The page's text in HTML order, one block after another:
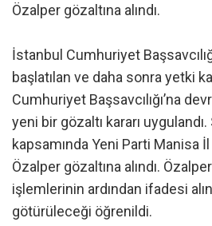
Özalper gözaltına alındı.
İstanbul Cumhuriyet
başlatılan ve daha sonra yetki
Cumhuriyet Başsavcılığı’na
yeni bir gözaltı kararı
kapsamında Yeni Parti Manisa
Özalper gözaltına alındı.
işlemlerinin ardından ifadesi
götürüleceği öğrenildi.